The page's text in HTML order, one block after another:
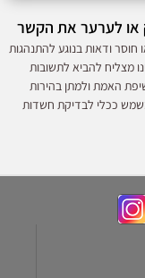
או לערער את הקשר
חוסר ודאות בנוגע להתנהגות
מצליח להביא לתשובות
האמת ולמתן בהירות
משמש ככלי לבדיקת חשדות